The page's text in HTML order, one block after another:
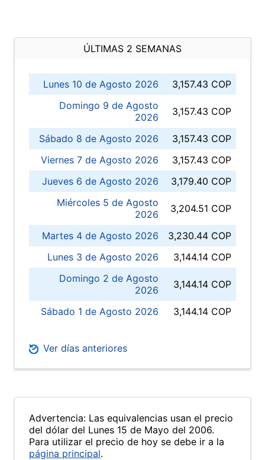
ÚLTIMAS 2 SEMANAS
Lunes 10 de Agosto 2026
3,157.43 COP
Domingo 9 de Agosto
2026
3,157.43 COP
Sábado 8 de Agosto 2026
3,157.43 COP
Viernes 7 de Agosto 2026
3,157.43 COP
Jueves 6 de Agosto 2026
3,179.40 COP
Miércoles 5 de Agosto
2026
3,204.51 COP
Martes 4 de Agosto 2026
3,230.44 COP
Lunes 3 de Agosto 2026
3,144.14 COP
Domingo 2 de Agosto
2026
3,144.14 COP
Sábado 1 de Agosto 2026 3,144.14 COP
Ver días anteriores
Advertencia: Las equivalencias usan el precio
del dólar del Lunes 15 de Mayo del 2006.
Para utilizar el precio de hoy se debe ir a la
página principal.